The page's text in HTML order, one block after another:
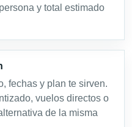
y total estimado
fechas y plan te sirven.
vuelos directos o
de la misma